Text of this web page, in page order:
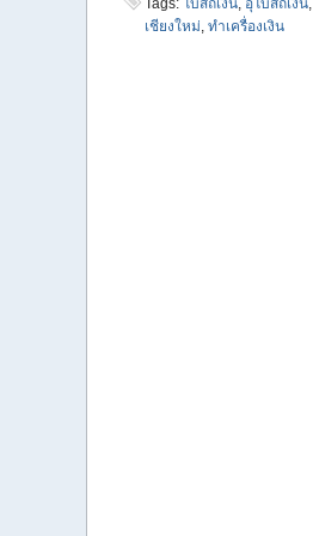
Tags: โบสถ์เงิน, อุโบสถเงิน,
เชียงใหม่, ทำเครื่องเงิน